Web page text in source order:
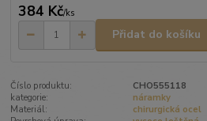
384 Kč/ks
Přidat do košíku
Číslo produktu:
CHO555118
kategorie:
náramky
Materiál:
chirurgická ocel